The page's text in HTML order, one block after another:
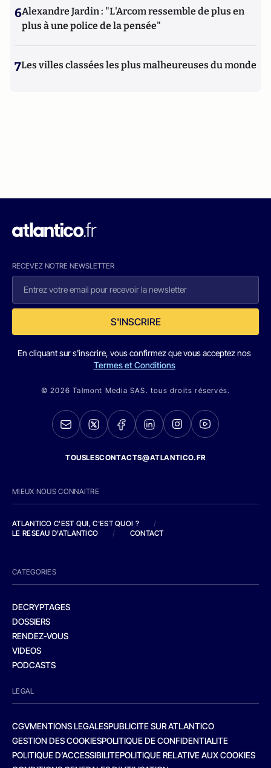
6Alexandre Jardin : "L'Arcom ressemble de plus en
plus à une police de la pensée"
7Les villes classées les plus malheureuses du monde
RECEVEZ NOTRE NEWSLETTER
S'INSCRIRE
En cliquant sur s'inscrire, vous confirmez que vous acceptez nos
Termes et Conditions
© 2026 Talmont Media SAS. tous droits réservés.
TOUSLESCONTACTS@ATLANTICO.FR
MIEUX NOUS CONNAITRE
ATLANTICO C'EST QUI, C'EST QUOI ?
/
LE RESEAU D'ATLANTICO
/ CONTACT
CATEGORIES
DECRYPTAGES
DOSSIERS
RENDEZ-VOUS
VIDEOS
PODCASTS
LEGAL
CGVMENTIONS LEGALESPUBLICITE SUR ATLANTICO
GESTION DES COOKIESPOLITIQUE DE CONFIDENTIALITE
POLITIQUE D’ACCESSIBILITEPOLITIQUE RELATIVE AUX COOKIES